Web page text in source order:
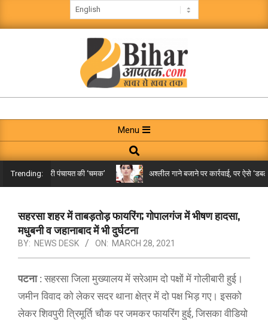
to
BIHAR
AAPTAK
Navigation
Menu
Menu
Search
Trending:
पहुंची गरारी पंचायत की ‘चमक’ अश्लील गाने बजाने पर कार्रवाई, पर ऐसे ‘डबल
सहरसा शहर में ताबड़तोड़ फायरिंग; गोपालगंज में भीषण हादसा,
मधुबनी व जहानाबाद में भी दुर्घटना
BY: NEWS DESK ON: MARCH 28, 2021
पटना : सहरसा जिला मुख्यालय में सरेआम दो पक्षों में गोलीबारी हुई।
जमीन विवाद को लेकर सदर थाना क्षेत्र में दो पक्ष भिड़ गए। इसको
लेकर शिवपुरी त्रिमूर्ति चौक पर जमकर फायरिंग हुई, जिसका वीडियो